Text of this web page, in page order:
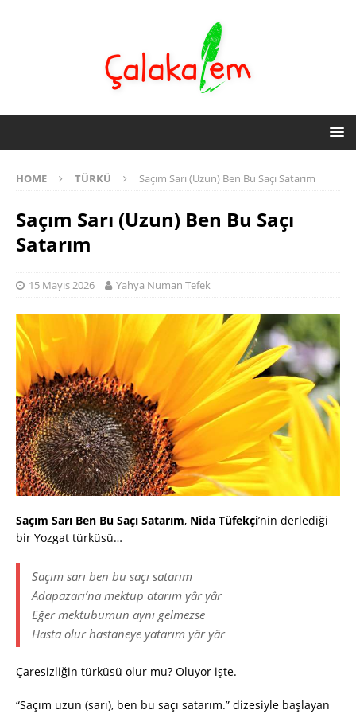
HOME TÜRKÜ Saçım Sarı (Uzun) Ben Bu Saçı Satarım
Saçım Sarı (Uzun) Ben Bu Saçı
Satarım
15 Mayıs 2026 Yahya Numan Tefek
Saçım Sarı Ben Bu Saçı Satarım, Nida Tüfekçi’nin derlediği
bir Yozgat türküsü…
Saçım sarı ben bu saçı satarım
Adapazarı’na mektup atarım yâr yâr
Eğer mektubumun aynı gelmezse
Hasta olur hastaneye yatarım yâr yâr
Çaresizliğin türküsü olur mu? Oluyor işte.
“Saçım uzun (sarı), ben bu saçı satarım.” dizesiyle başlayan